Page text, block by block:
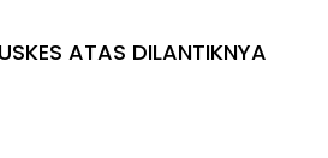
ATAS DILANTIKNYA